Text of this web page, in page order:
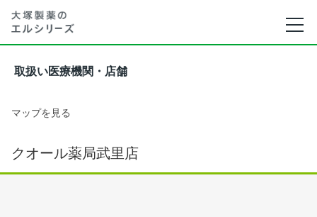
取扱い医療機関・店舗
マップを見る
クオール薬局武里店